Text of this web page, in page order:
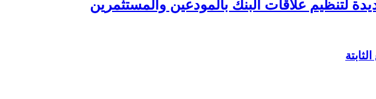
لتنظيم علاقات البنك بالمودعين والمستثمرين‏